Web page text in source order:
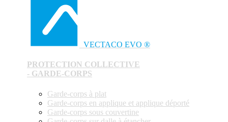
VECTACO EVO ®
PROTECTION COLLECTIVE
- GARDE-CORPS
Garde-corps à plat
Garde-corps en applique et applique déporté
Garde-corps sous couvertine